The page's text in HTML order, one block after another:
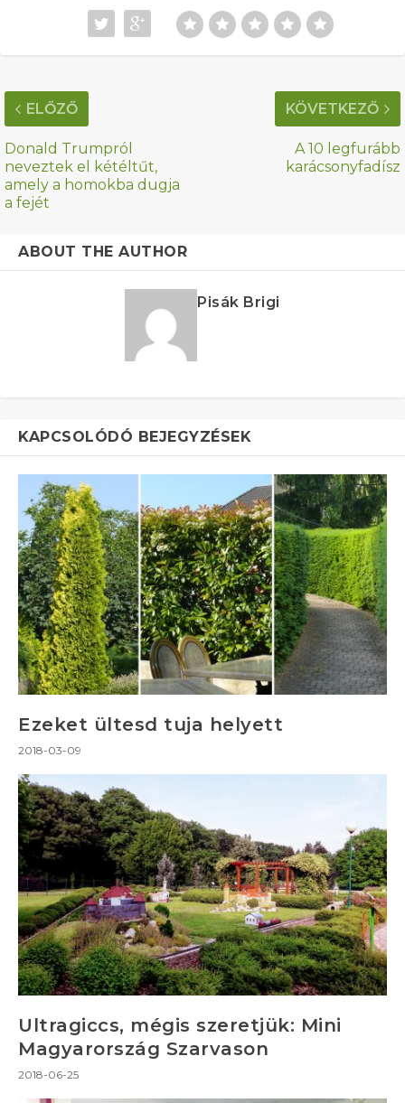
ELŐZŐ
Donald Trumpról
neveztek el kétéltűt,
amely a homokba dugja
a fejét
KÖVETKEZŐ
A 10 legfurább
karácsonyfadísz
ABOUT THE AUTHOR
Pisák Brigi
KAPCSOLÓDÓ BEJEGYZÉSEK
Ezeket ültesd tuja helyett
2018-03-09
Ultragiccs, mégis szeretjük: Mini
Magyarország Szarvason
2018-06-25